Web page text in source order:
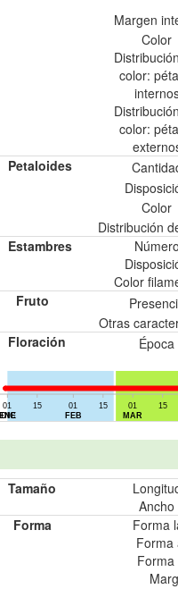
Margen
Color
color:
color:
Petaloides
Color
Distribución
Estambres
Número
Color
Fruto
Otras
Floración
Época
DIC
01
ENE
15
01
FEB
15
01
MAR
15
Tamaño
Ancho
Forma
Forma
Forma